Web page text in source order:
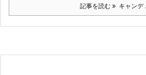
記事を読む キャンデ